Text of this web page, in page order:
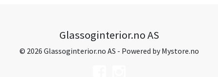
Glassoginterior.no AS
© 2026 Glassoginterior.no AS - Powered byMystore.no